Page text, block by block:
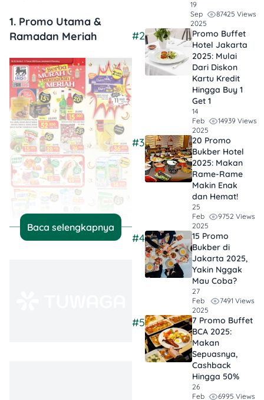
1. Promo Utama &
Ramadan Meriah
Baca selengkapnya
19
Sep
2025
87425 Views
#2
Promo Buffet
Hotel Jakarta
2025: Mulai
Dari Diskon
Kartu Kredit
Hingga Buy 1
Get 1
14
Feb
2025
14939 Views
#3
20 Promo
Bukber Hotel
2025: Makan
Rame-Rame
Makin Enak
dan Hemat!
25
Feb
2025
9752 Views
#4
15 Promo
Bukber di
Jakarta 2025,
Yakin Nggak
Mau Coba?
27
Feb
2025
7491 Views
#5
7 Promo Buffet
BCA 2025:
Makan
Sepuasnya,
Cashback
Hingga 50%
26
Feb
6995 Views